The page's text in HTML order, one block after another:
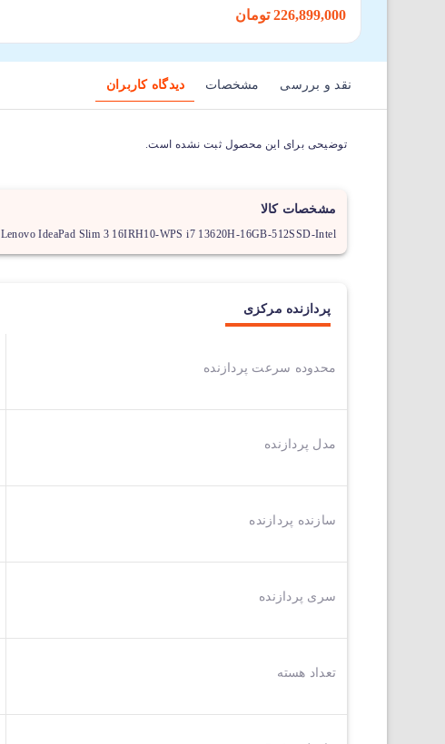
نقد و بررسی مشخصات دیدگاه کاربران
توضیحی برای این محصول ثبت نشده است.
مشخصات کالا
Lenovo IdeaPad Slim 3 16IRH10-WPS i7 13620H-16GB-512SSD-Intel
پردازنده مرکزی
محدوده سرعت پردازنده
مدل پردازنده
سازنده پردازنده
سری پردازنده
تعداد هسته